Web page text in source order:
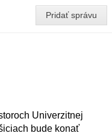
Pridať správu
Univerzitnej
bude konať